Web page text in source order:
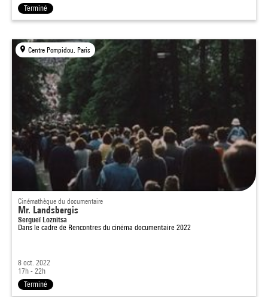
Terminé
Centre Pompidou, Paris
Cinémathèque du documentaire
Mr. Landsbergis
Sergueï Loznitsa
Dans le cadre de Rencontres du cinéma documentaire 2022
8 oct. 2022
17h - 22h
Terminé